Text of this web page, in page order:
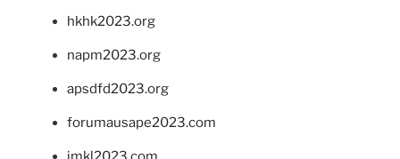
hkhk2023.org
napm2023.org
apsdfd2023.org
forumausape2023.com